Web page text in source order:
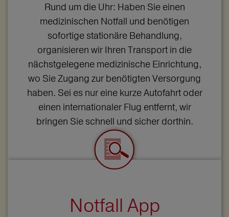
Rund um die Uhr: Haben Sie einen
medizinischen Notfall und benötigen
sofortige stationäre Behandlung,
organisieren wir Ihren Transport in die
nächstgelegene medizinische Einrichtung,
wo Sie Zugang zur benötigten Versorgung
haben. Sei es nur eine kurze Autofahrt oder
einen internationaler Flug entfernt, wir
bringen Sie schnell und sicher dorthin.
Notfall App